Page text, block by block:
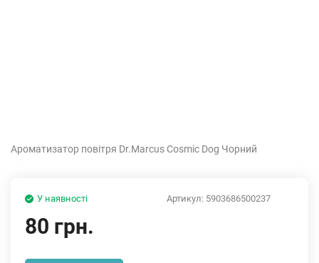
Ароматизатор повітря Dr.Marcus Cosmic Dog Чорний
Артикул: 5903686500237
У наявності
80 грн.